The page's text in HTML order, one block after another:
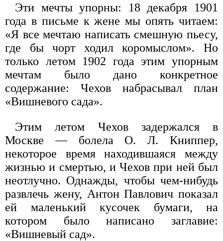
Эти мечты упорны: 18 декабря 1901
года в письме к жене мы опять читаем:
«Я все мечтаю написать смешную пьесу,
где бы чорт ходил коромыслом». Но
только летом 1902 года этим упорным
мечтам было дано конкретное
содержание: Чехов набрасывал план
«Вишневого сада».
Этим летом Чехов задержался в
Москве — болела О. Л. Книппер,
некоторое время находившаяся между
жизнью и смертью, и Чехов при ней был
неотлучно. Однажды, чтобы чем-нибудь
развлечь жену, Антон Павлович показал
ей маленький кусочек бумаги, на
котором было написано заглавие:
«Вишневый сад».